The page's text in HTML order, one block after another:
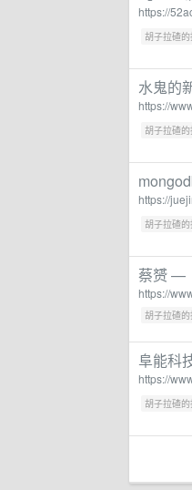
https://
胡子拉碴
水鬼的
https://
胡子拉碴
https://
胡子拉碴
蔡赟 —
https://
胡子拉碴
阜能科
https://
胡子拉碴